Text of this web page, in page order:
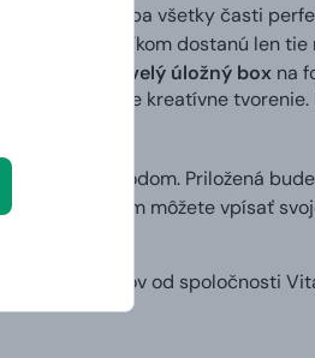
tak, aby na seba všetky časti
sa k zákazníkom dostanú len
skvelý úložný box na
na ďalšie kreatívne
nastaveným kódom. Priložená
odkaz
, kam môžete vpísať
v košíku.
stromov od spoločnosti